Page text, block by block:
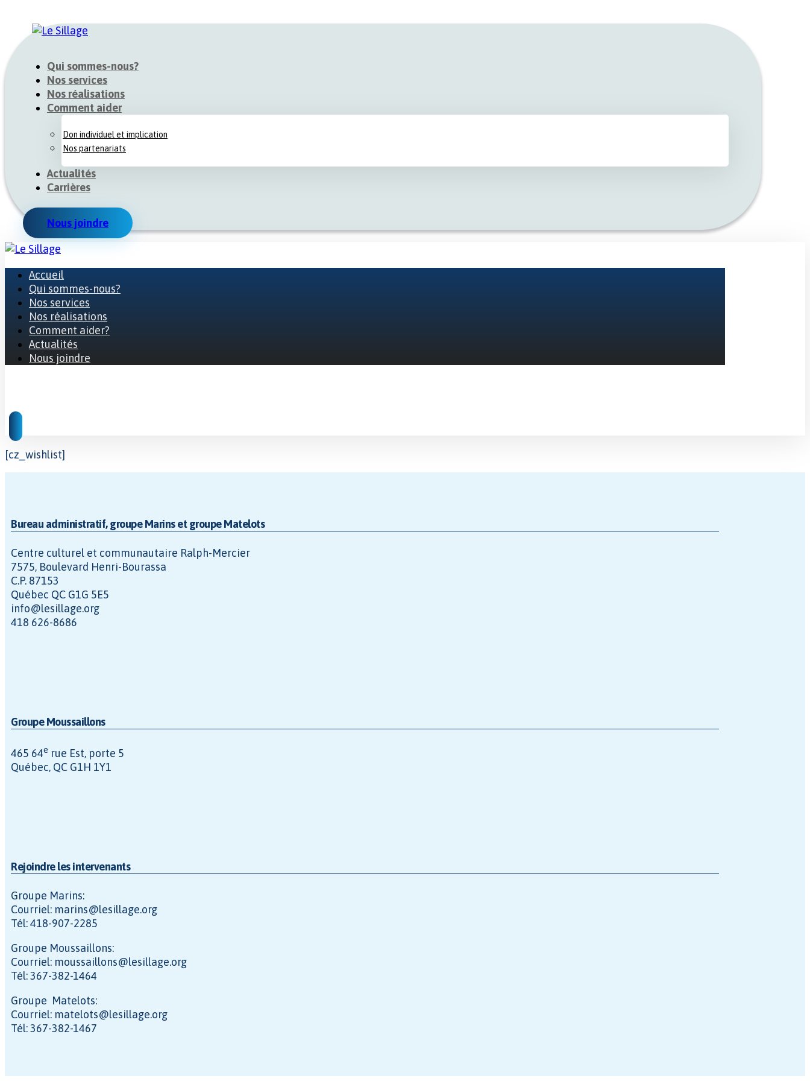
Qui sommes-nous?
Nos services
Nos réalisations
Comment aider
Don individuel et implication
Nos partenariats
Actualités
Carrières
Nous joindre
Accueil
Qui sommes-nous?
Nos services
Nos réalisations
Comment aider?
Actualités
Nous joindre
[cz_wishlist]
Bureau administratif, groupe Marins et groupe Matelots
Centre culturel et communautaire Ralph-Mercier
7575, Boulevard Henri-Bourassa
C.P. 87153
Québec QC G1G 5E5
info@lesillage.org
418 626-8686
Groupe Moussaillons
465 64e rue Est, porte 5
Québec, QC G1H 1Y1
Rejoindre les intervenants
Groupe Marins:
Courriel: marins@lesillage.org
Tél: 418-907-2285
Groupe Moussaillons:
Courriel: moussaillons@lesillage.org
Tél: 367-382-1464
Groupe Matelots:
Courriel: matelots@lesillage.org
Tél: 367-382-1467